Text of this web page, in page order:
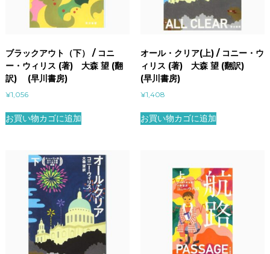
ブラックアウト（下） / コニ
ー・ウィリス (著) 大森 望 (翻
訳) (早川書房)
¥1,056
お買い物カゴに追加
オール・クリア(上) / コニー・ウ
ィリス (著) 大森 望 (翻訳)
(早川書房)
¥1,408
お買い物カゴに追加